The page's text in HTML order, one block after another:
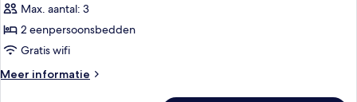
2
eenpersoonsbedden,
balkon
Max. aantal: 3
2 eenpersoonsbedden
Gratis wifi
Meer informatie
Meer